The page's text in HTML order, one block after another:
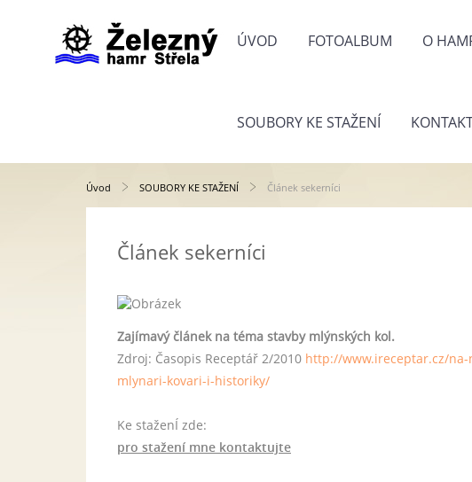
ÚVOD FOTOALBUM O
SOUBORY KE STAŽENÍ
Úvod SOUBORY KE STAŽENÍ Článek sekerníci
Článek sekerníci
Zajímavý článek na téma stavby mlýnských kol.
Zdroj: Časopis Receptář 2/2010 http://www.ireceptar.cz/na-
mlynari-kovari-i-historiky/
Ke staženÍ zde:
pro stažení mne kontaktujte